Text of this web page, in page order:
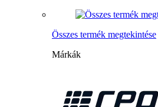
Összes termék megtekintése
Márkák